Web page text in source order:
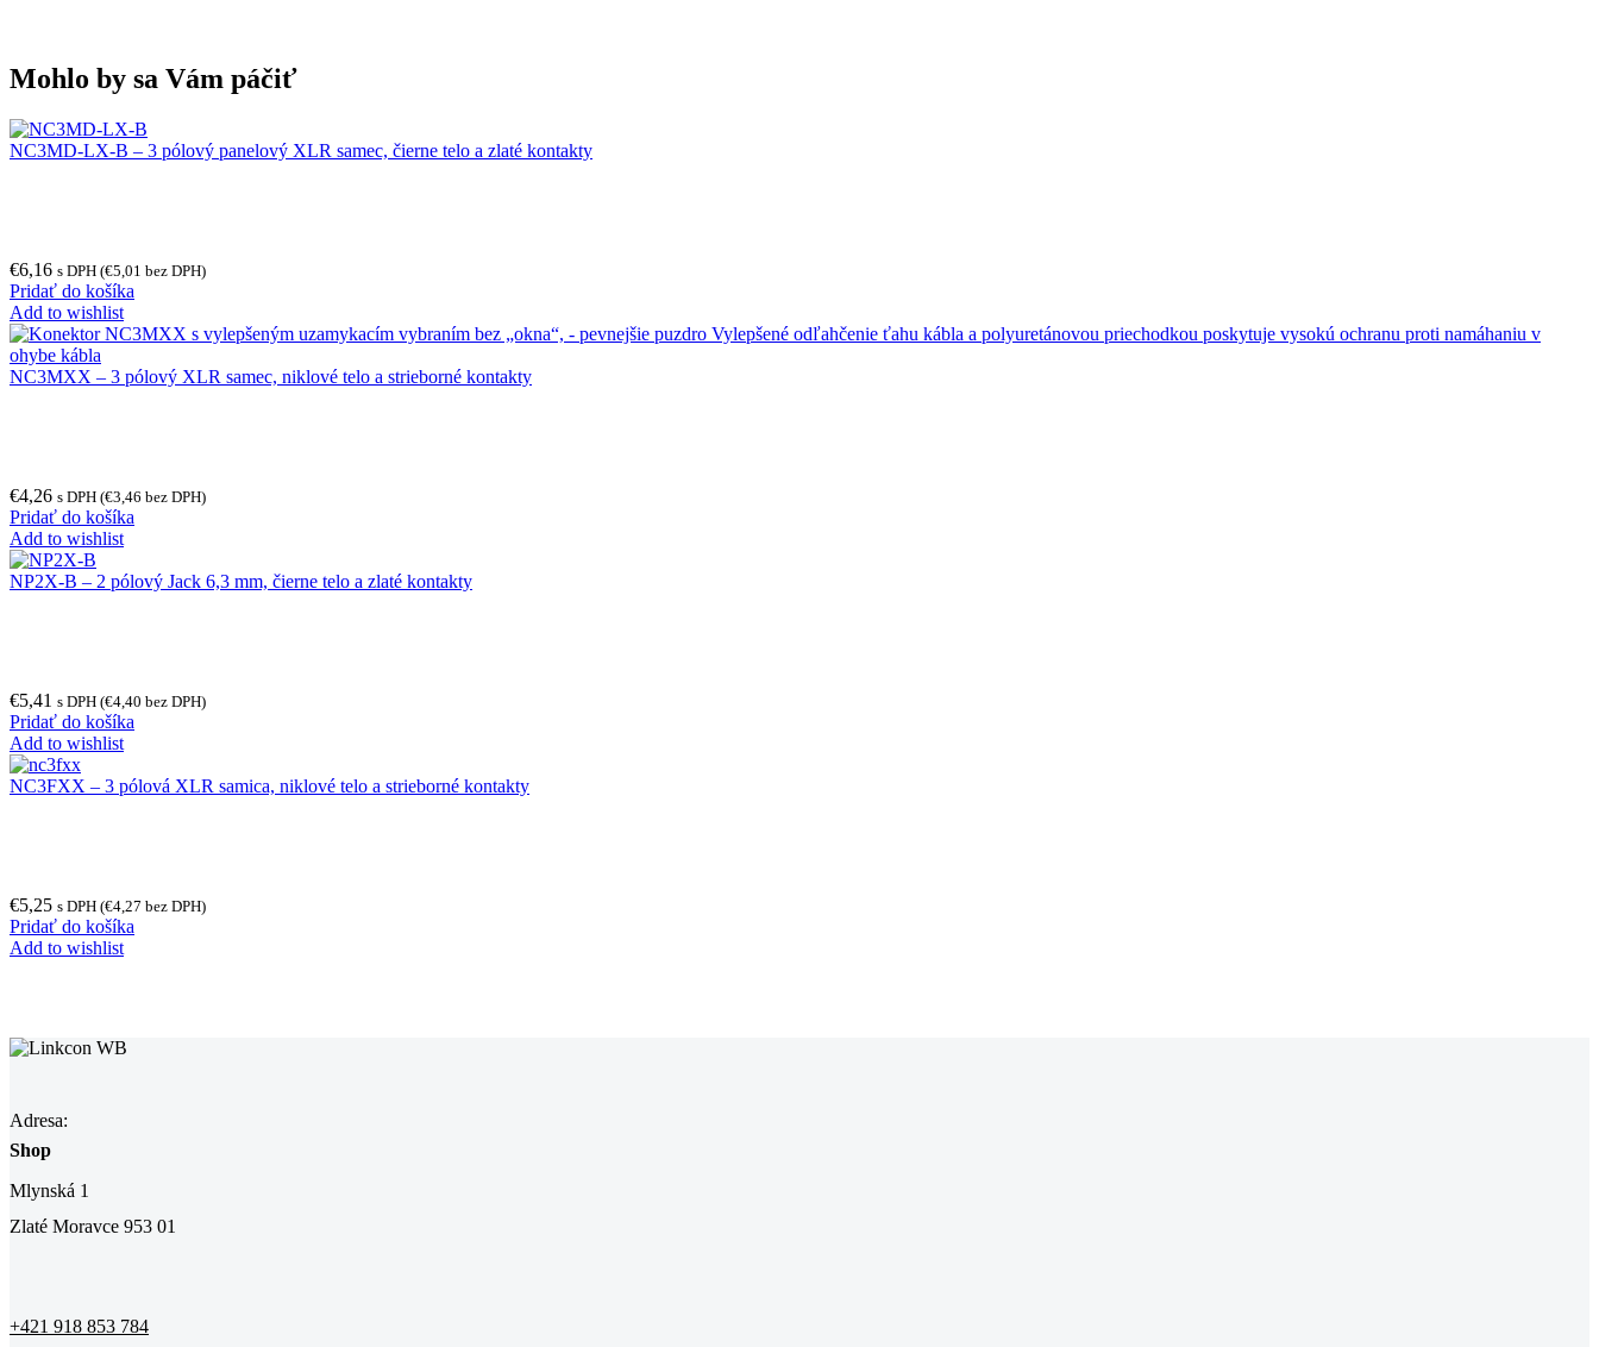
Mohlo by sa Vám páčiť
NC3MD-LX-B – 3 pólový panelový XLR samec, čierne telo a zlaté kontakty
€6,16 s DPH (€5,01 bez DPH)
Pridať do košíka
Add to wishlist
NC3MXX – 3 pólový XLR samec, niklové telo a strieborné kontakty
€4,26 s DPH (€3,46 bez DPH)
Pridať do košíka
Add to wishlist
NP2X-B – 2 pólový Jack 6,3 mm, čierne telo a zlaté kontakty
€5,41 s DPH (€4,40 bez DPH)
Pridať do košíka
Add to wishlist
NC3FXX – 3 pólová XLR samica, niklové telo a strieborné kontakty
€5,25 s DPH (€4,27 bez DPH)
Pridať do košíka
Add to wishlist
Adresa:
Shop
Mlynská 1
Zlaté Moravce 953 01
+421 918 853 784